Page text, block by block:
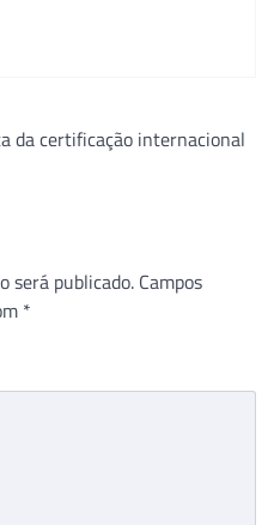
da certificação internacional
será publicado. Campos
*